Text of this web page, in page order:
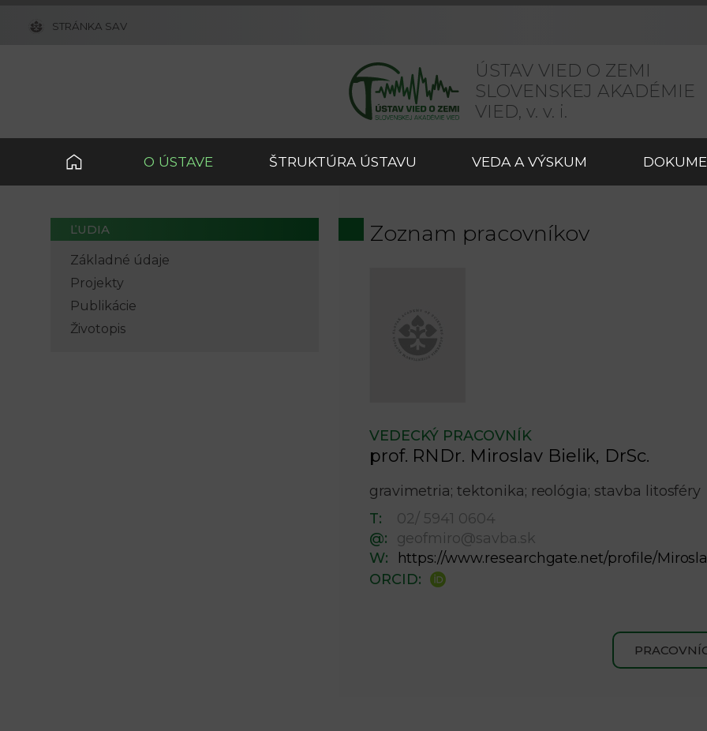
ÚSTAV VIED O ZEMI
SLOVENSKEJ AKADÉMIE
VIED, v. v. i.
STRÁNKA SAV
O ÚSTAVE ŠTRUKTÚRA ÚSTAVU VEDA A VÝSKUM
ĽUDIA
Základné údaje
Projekty
Publikácie
Životopis
Zoznam pracovníkov
VEDECKÝ PRACOVNÍK
prof. RNDr. Miroslav Bielik, DrSc.
gravimetria; tektonika; reológia; stavba litosféry
T:
02/ 5941 0604
@:
geofmiro@savba.sk
W:
https://www.researchgate.net/profile/
ORCID: